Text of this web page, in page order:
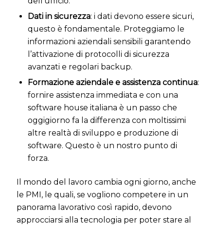
Dati in sicurezza: i dati devono essere sicuri,
questo è fondamentale. Proteggiamo le
informazioni aziendali sensibili garantendo
l’attivazione di protocolli di sicurezza
avanzati e regolari backup.
Formazione aziendale e assistenza continua:
fornire assistenza immediata e con una
software house italiana è un passo che
oggigiorno fa la differenza con moltissimi
altre realtà di sviluppo e produzione di
software. Questo è un nostro punto di
forza.
Il mondo del lavoro cambia ogni giorno, anche
le PMI, le quali, se vogliono competere in un
panorama lavorativo così rapido, devono
approcciarsi alla tecnologia per poter stare al